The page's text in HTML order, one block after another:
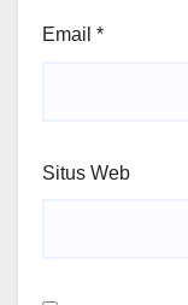
Email *
Situs Web